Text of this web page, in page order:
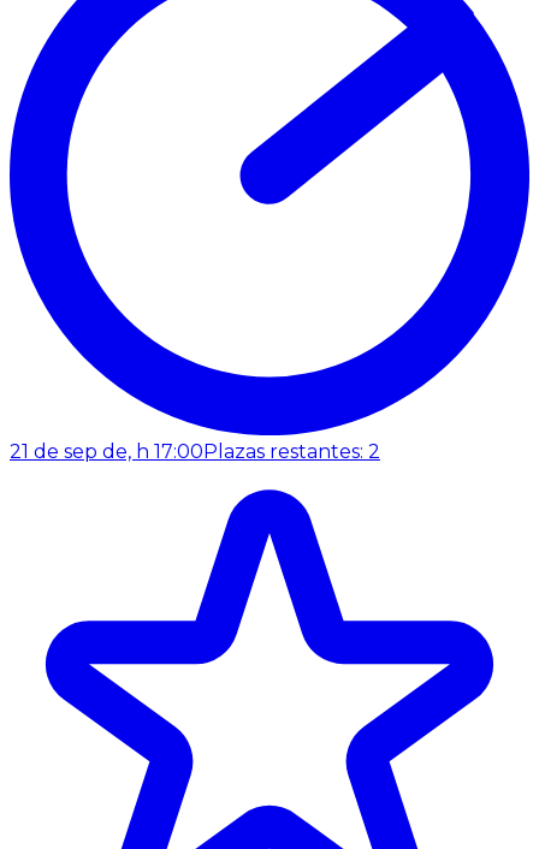
21 de sep de, h 17:00Plazas restantes: 2